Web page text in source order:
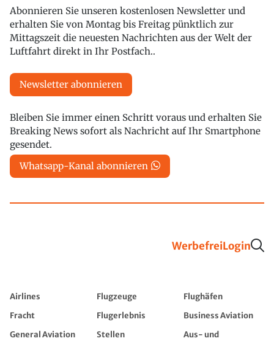
Abonnieren Sie unseren kostenlosen Newsletter und
erhalten Sie von Montag bis Freitag pünktlich zur
Mittagszeit die neuesten Nachrichten aus der Welt der
Luftfahrt direkt in Ihr Postfach..
Newsletter abonnieren
Bleiben Sie immer einen Schritt voraus und erhalten Sie
Breaking News sofort als Nachricht auf Ihr Smartphone
gesendet.
Whatsapp-Kanal abonnieren
WerbefreiLogin
Airlines Flugzeuge
Flughäfen
Fracht
Flugerlebnis
Business Aviation
General Aviation
Stellen
Aus- und